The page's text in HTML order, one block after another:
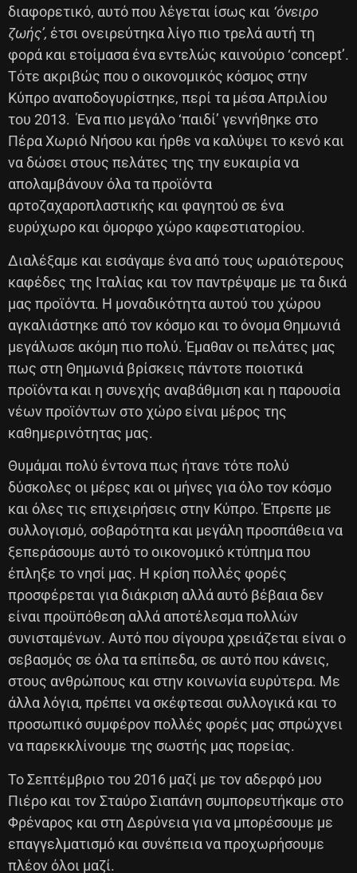
διαφορετικό, αυτό που λέγεται ίσως και ‘όνειρο
ζωής’, έτσι ονειρεύτηκα λίγο πιο τρελά αυτή τη
φορά και ετοίμασα ένα εντελώς καινούριο ‘concept’.
Τότε ακριβώς που ο οικονομικός κόσμος στην
Κύπρο αναποδογυρίστηκε, περί τα μέσα Απριλίου
του 2013. Ένα πιο μεγάλο ‘παιδί’ γεννήθηκε στο
Πέρα Χωριό Νήσου και ήρθε να καλύψει το κενό και
να δώσει στους πελάτες της την ευκαιρία να
απολαμβάνουν όλα τα προϊόντα
αρτοζαχαροπλαστικής και φαγητού σε ένα
ευρύχωρο και όμορφο χώρο καφεστιατορίου.
Διαλέξαμε και εισάγαμε ένα από τους ωραιότερους
καφέδες της Ιταλίας και τον παντρέψαμε με τα δικά
μας προϊόντα. Η μοναδικότητα αυτού του χώρου
αγκαλιάστηκε από τον κόσμο και το όνομα Θημωνιά
μεγάλωσε ακόμη πιο πολύ. Έμαθαν οι πελάτες μας
πως στη Θημωνιά βρίσκεις πάντοτε ποιοτικά
προϊόντα και η συνεχής αναβάθμιση και η παρουσία
νέων προϊόντων στο χώρο είναι μέρος της
καθημερινότητας μας.
Θυμάμαι πολύ έντονα πως ήτανε τότε πολύ
δύσκολες οι μέρες και οι μήνες για όλο τον κόσμο
και όλες τις επιχειρήσεις στην Κύπρο. Έπρεπε με
συλλογισμό, σοβαρότητα και μεγάλη προσπάθεια να
ξεπεράσουμε αυτό το οικονομικό κτύπημα που
έπληξε το νησί μας. Η κρίση πολλές φορές
προσφέρεται για διάκριση αλλά αυτό βέβαια δεν
είναι προϋπόθεση αλλά αποτέλεσμα πολλών
συνισταμένων. Αυτό που σίγουρα χρειάζεται είναι ο
σεβασμός σε όλα τα επίπεδα, σε αυτό που κάνεις,
στους ανθρώπους και στην κοινωνία ευρύτερα. Με
άλλα λόγια, πρέπει να σκέφτεσαι συλλογικά και το
προσωπικό συμφέρον πολλές φορές μας σπρώχνει
να παρεκκλίνουμε της σωστής μας πορείας.
Το Σεπτέμβριο του 2016 μαζί με τον αδερφό μου
Πιέρο και τον Σταύρο Σιαπάνη συμπορευτήκαμε στο
Φρέναρος και στη Δερύνεια για να μπορέσουμε με
επαγγελματισμό και συνέπεια να προχωρήσουμε
πλέον όλοι μαζί.